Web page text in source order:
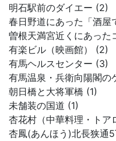
明石駅前のダイエー (2)
春日野道にあった「酒屋
曽根天満宮近くにあった
有楽ビル（映画館） (2)
有馬ヘルスセンター (3)
有馬温泉・兵衛向陽閣の
朝日橋と大将軍橋 (1)
未舗装の国道 (1)
杏花村（中華料理・トア
杏鳳(あんほう)北長狭通